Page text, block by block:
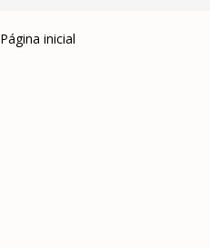
Página inicial